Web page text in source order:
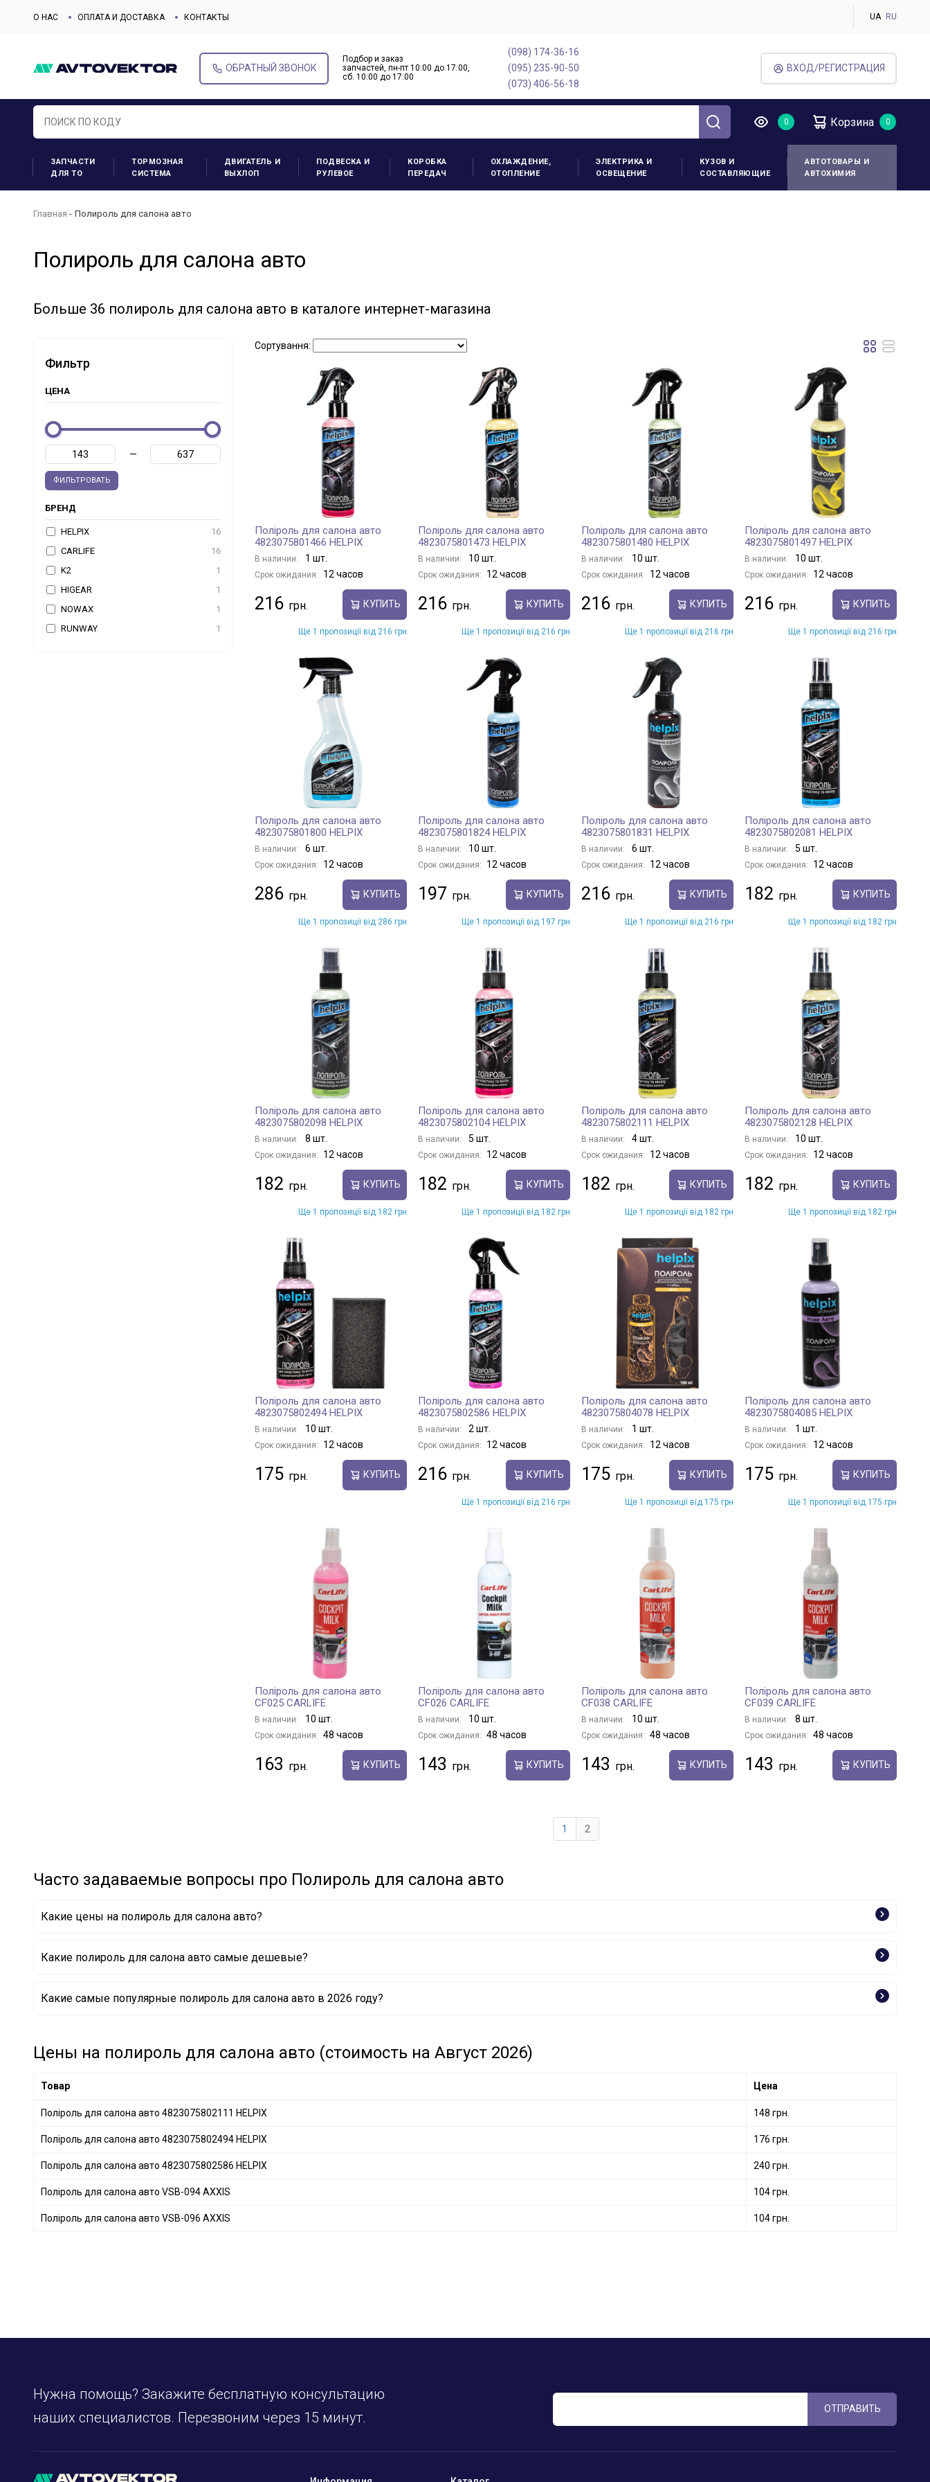
О НАС ОПЛАТА И ДОСТАВКА КОНТАКТЫ UA RU
ОБРАТНЫЙ ЗВОНОК
Подбор и заказ
запчастей, пн-пт 10:00 до 17:00,
cб. 10:00 до 17:00
(098) 174-36-16
(095) 235-90-50
(073) 406-56-18
ВХОД/РЕГИСТРАЦИЯ
Корзина
ЗАПЧАСТИ
ДЛЯ ТО
ТОРМОЗНАЯ
СИСТЕМА
ДВИГАТЕЛЬ И
ВЫХЛОП
ПОДВЕСКА И
РУЛЕВОЕ
КОРОБКА
ПЕРЕДАЧ
ОХЛАЖДЕНИЕ,
ОТОПЛЕНИЕ
ЭЛЕКТРИКА И
ОСВЕЩЕНИЕ
КУЗОВ И
СОСТАВЛЯЮЩИЕ
АВТОТОВАРЫ И
АВТОХИМИЯ
Главная Полироль для салона авто
Полироль для салона авто
Больше 36 полироль для салона авто в каталоге интернет-магазина
Фильтр
ЦЕНА
—
ФИЛЬТРОВАТЬ
БРЕНД
HELPIX
16
CARLIFE
16
K2
1
HIGEAR
1
NOWAX
1
RUNWAY
1
Сортування:
Поліроль для салона авто
4823075801466 HELPIX
В наличии: 1 шт.
Срок ожидания: 12 часов
216 КУПИТЬ
Ще 1 пропозиції від 216 грн
Поліроль для салона авто
4823075801473 HELPIX
В наличии: 10 шт.
Срок ожидания: 12 часов
216 КУПИТЬ
Ще 1 пропозиції від 216 грн
Поліроль для салона авто
4823075801480 HELPIX
В наличии: 10 шт.
Срок ожидания: 12 часов
216 КУПИТЬ
Ще 1 пропозиції від 216 грн
Поліроль для салона авто
4823075801497 HELPIX
В наличии: 10 шт.
Срок ожидания: 12 часов
216 КУПИТЬ
Ще 1 пропозиції від 216 грн
Поліроль для салона авто
4823075801800 HELPIX
В наличии: 6 шт.
Срок ожидания: 12 часов
286 КУПИТЬ
Ще 1 пропозиції від 286 грн
Поліроль для салона авто
4823075801824 HELPIX
В наличии: 10 шт.
Срок ожидания: 12 часов
197 КУПИТЬ
Ще 1 пропозиції від 197 грн
Поліроль для салона авто
4823075801831 HELPIX
В наличии: 6 шт.
Срок ожидания: 12 часов
216 КУПИТЬ
Ще 1 пропозиції від 216 грн
Поліроль для салона авто
4823075802081 HELPIX
В наличии: 5 шт.
Срок ожидания: 12 часов
182 КУПИТЬ
Ще 1 пропозиції від 182 грн
Поліроль для салона авто
4823075802098 HELPIX
В наличии: 8 шт.
Срок ожидания: 12 часов
182 КУПИТЬ
Ще 1 пропозиції від 182 грн
Поліроль для салона авто
4823075802104 HELPIX
В наличии: 5 шт.
Срок ожидания: 12 часов
182 КУПИТЬ
Ще 1 пропозиції від 182 грн
Поліроль для салона авто
4823075802111 HELPIX
В наличии: 4 шт.
Срок ожидания: 12 часов
182 КУПИТЬ
Ще 1 пропозиції від 182 грн
Поліроль для салона авто
4823075802128 HELPIX
В наличии: 10 шт.
Срок ожидания: 12 часов
182 КУПИТЬ
Ще 1 пропозиції від 182 грн
Поліроль для салона авто
4823075802494 HELPIX
В наличии: 10 шт.
Срок ожидания: 12 часов
175 КУПИТЬ
Поліроль для салона авто
4823075802586 HELPIX
В наличии: 2 шт.
Срок ожидания: 12 часов
216 КУПИТЬ
Ще 1 пропозиції від 216 грн
Поліроль для салона авто
4823075804078 HELPIX
В наличии: 1 шт.
Срок ожидания: 12 часов
175 КУПИТЬ
Ще 1 пропозиції від 175 грн
Поліроль для салона авто
4823075804085 HELPIX
В наличии: 1 шт.
Срок ожидания: 12 часов
175 КУПИТЬ
Ще 1 пропозиції від 175 грн
Поліроль для салона авто
CF025 CARLIFE
В наличии: 10 шт.
Срок ожидания: 48 часов
163 КУПИТЬ
Поліроль для салона авто
CF026 CARLIFE
В наличии: 10 шт.
Срок ожидания: 48 часов
143 КУПИТЬ
Поліроль для салона авто
CF038 CARLIFE
В наличии: 10 шт.
Срок ожидания: 48 часов
143 КУПИТЬ
Поліроль для салона авто
CF039 CARLIFE
В наличии: 8 шт.
Срок ожидания: 48 часов
143 КУПИТЬ
1 2
Часто задаваемые вопросы про Полироль для салона авто
Какие цены на полироль для салона авто?
Какие полироль для салона авто самые дешевые?
Поліроль для салона авто D-0005D AXXIS
Какие самые популярные полироль для салона авто в 2026 году?
Цены на полироль для салона авто (стоимость на Август 2026)
Товар Цена
Поліроль для салона авто 4823075802111 HELPIX 148 грн.
Поліроль для салона авто 4823075802494 HELPIX 176 грн.
Поліроль для салона авто 4823075802586 HELPIX 240 грн.
Поліроль для салона авто VSB-094 AXXIS 104 грн.
Поліроль для салона авто VSB-096 AXXIS 104 грн.
Нужна помощь? Закажите бесплатную консультацию
наших специалистов. Перезвоним через 15 минут.
ОТПРАВИТЬ